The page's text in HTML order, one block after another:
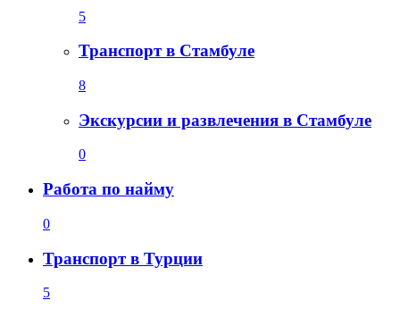
5
Транспорт в Стамбуле
8
Экскурсии и развлечения в Стамбуле
0
Работа по найму
0
Транспорт в Турции
5